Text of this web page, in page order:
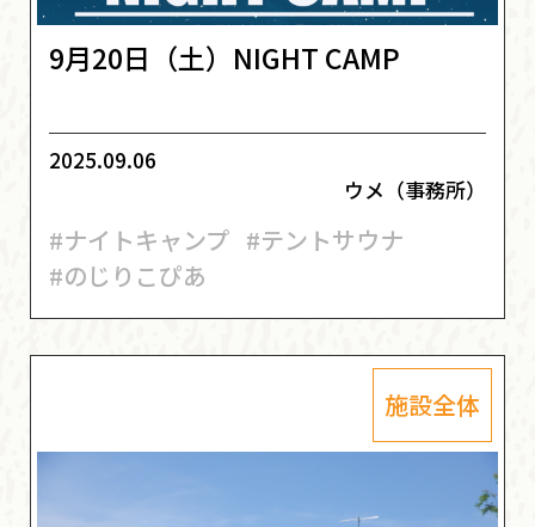
9月20日（土）NIGHT CAMP
2025.09.06
ウメ（事務所）
#ナイトキャンプ #テントサウナ
#のじりこぴあ
施設全体